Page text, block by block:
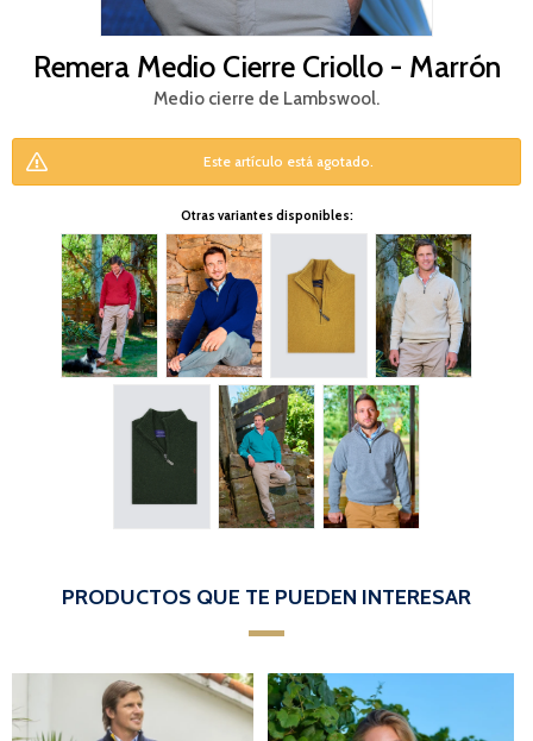
Remera Medio Cierre Criollo - Marrón
Medio cierre de Lambswool.
Este artículo está agotado.
Otras variantes disponibles:
PRODUCTOS QUE TE PUEDEN INTERESAR